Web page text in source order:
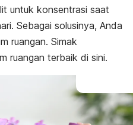
untuk konsentrasi saat
Sebagai solusinya, Anda
ruangan. Simak
ruangan terbaik di sini.